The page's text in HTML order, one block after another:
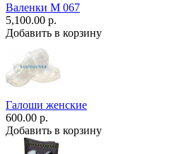
Валенки М 067
5,100.00 р.
Добавить в корзину
Галоши женские
600.00 р.
Добавить в корзину